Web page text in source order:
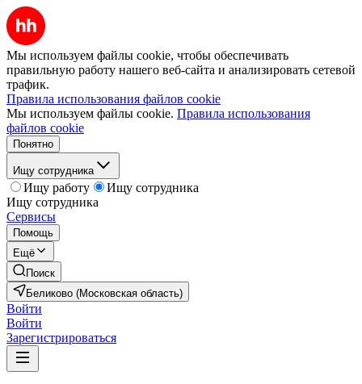
Мы используем файлы cookie, чтобы обеспечивать
правильную работу нашего веб-сайта и анализировать сетевой
трафик.
Правила использования файлов cookie
Мы используем файлы cookie. Правила использования
файлов cookie
Понятно
Ищу сотрудника
Ищу работу
Ищу сотрудника
Ищу сотрудника
Сервисы
Помощь
Ещё
Поиск
Беликово (Московская область)
Войти
Войти
Зарегистрироваться